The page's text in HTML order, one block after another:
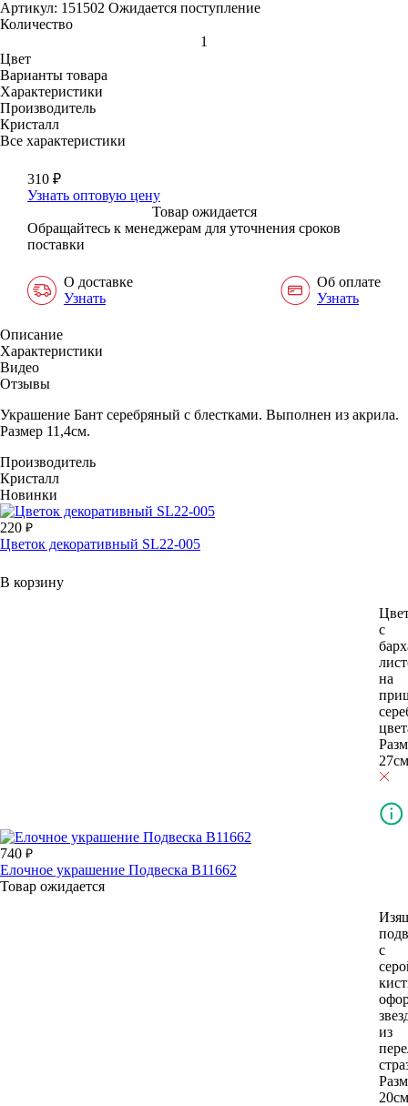
Артикул: 151502 Ожидается поступление
Количество
Цвет
Варианты товара
Характеристики
Производитель
Кристалл
Все характеристики
310 ₽
Узнать оптовую цену
Товар ожидается
Обращайтесь к менеджерам для уточнения сроков
поставки
О доставке
Узнать
Об оплате
Узнать
Описание
Характеристики
Видео
Отзывы
Украшение Бант серебряный с блестками. Выполнен из акрила.
Размер 11,4см.
Производитель
Кристалл
Новинки
220
Цветок декоративный SL22-005
В корзину
с
на
740
Елочное украшение Подвеска В11662
Товар ожидается
с
из